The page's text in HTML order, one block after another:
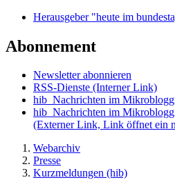
Herausgeber "heute im
Abonnement
Newsletter abonnieren
RSS-Dienste (Interner Link)
hib_Nachrichten im
hib_Nachrichten im
(Externer Link, Link öffnet ein
Webarchiv
Presse
Kurzmeldungen (hib)